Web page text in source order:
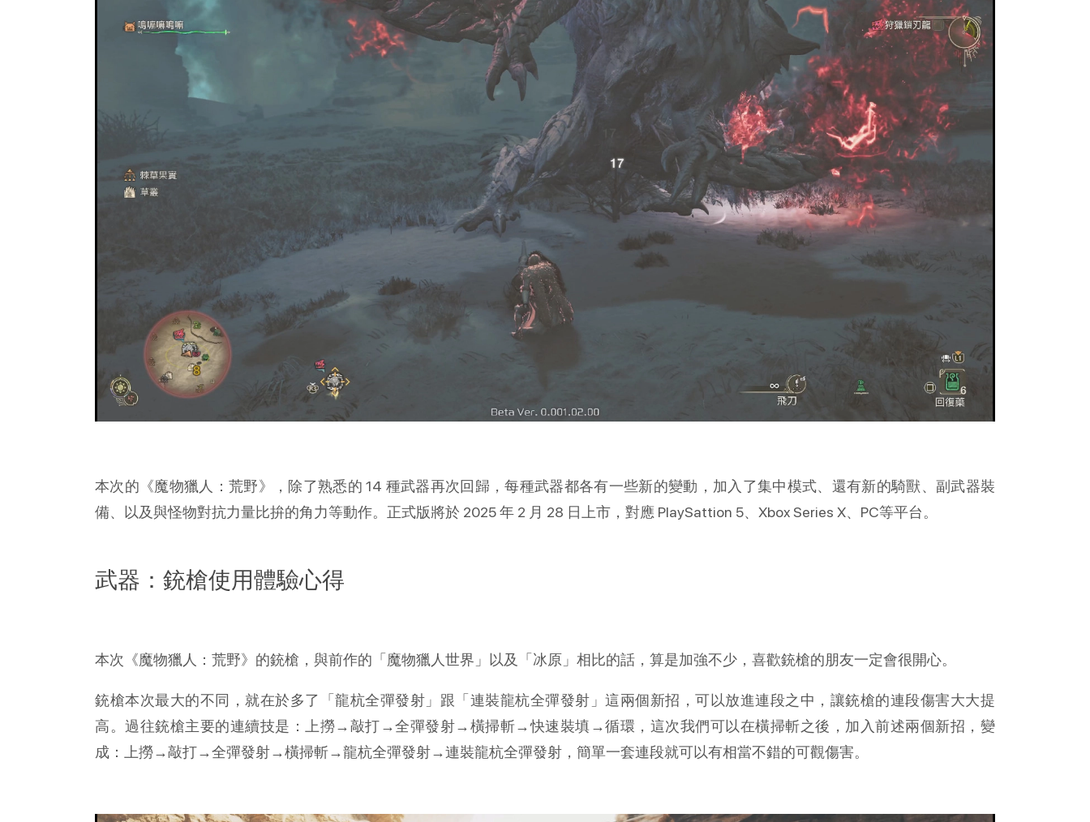
本次的《魔物獵人：荒野》，除了熟悉的 14 種武器再次回歸，每種武器都各有一些新的變動，加入了集中模式、還有新的騎獸、副武器裝
備、以及與怪物對抗力量比拚的角力等動作。正式版將於 2025 年 2 月 28 日上市，對應 PlaySattion 5、Xbox Series X、PC等平台。
武器：銃槍使用體驗心得
本次《魔物獵人：荒野》的銃槍，與前作的「魔物獵人世界」以及「冰原」相比的話，算是加強不少，喜歡銃槍的朋友一定會很開心。
銃槍本次最大的不同，就在於多了「龍杭全彈發射」跟「連裝龍杭全彈發射」這兩個新招，可以放進連段之中，讓銃槍的連段傷害大大提
高。過往銃槍主要的連續技是：上撈→敲打→全彈發射→橫掃斬→快速裝填→循環，這次我們可以在橫掃斬之後，加入前述兩個新招，變
成：上撈→敲打→全彈發射→橫掃斬→龍杭全彈發射→連裝龍杭全彈發射，簡單一套連段就可以有相當不錯的可觀傷害。